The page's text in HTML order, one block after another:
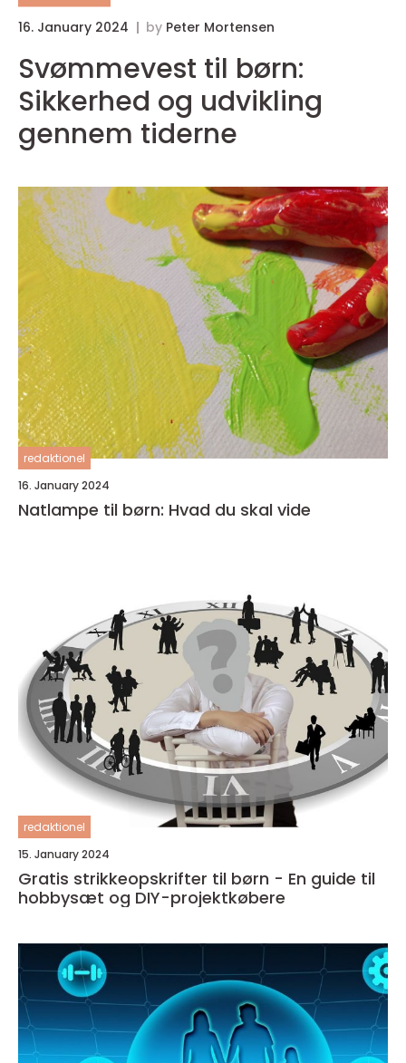
16. January 2024 by Peter Mortensen
Svømmevest til børn:
Sikkerhed og udvikling
gennem tiderne
redaktionel
16. January 2024
Natlampe til børn: Hvad du skal vide
redaktionel
15. January 2024
Gratis strikkeopskrifter til børn - En guide til
hobbysæt og DIY-projektkøbere